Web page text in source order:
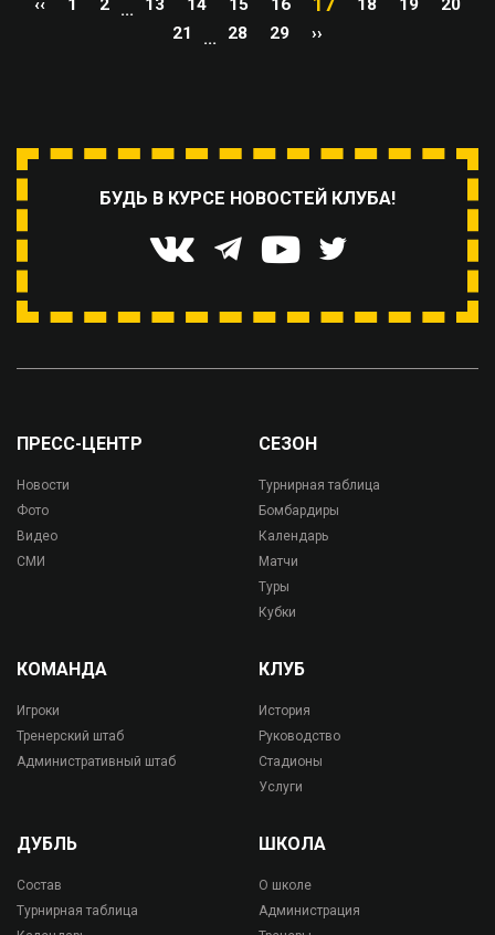
‹‹ 1 2 ... 13 14 15 16 18 19
20
21
... 28 29 ››
БУДЬ В КУРСЕ НОВОСТЕЙ КЛУБА!
ПРЕСС-ЦЕНТР
Новости
Фото
Видео
СМИ
СЕЗОН
Турнирная таблица
Бомбардиры
Календарь
Матчи
Туры
Кубки
КОМАНДА
Игроки
Тренерский штаб
Административный штаб
КЛУБ
История
Руководство
Стадионы
Услуги
ДУБЛЬ
Состав
Турнирная таблица
ШКОЛА
О школе
Администрация